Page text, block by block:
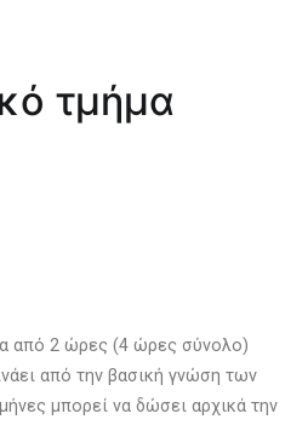
τμήμα
από 2 ώρες (4 ώρες σύνολο)
από την βασική γνώση των
μπορεί να δώσει αρχικά την